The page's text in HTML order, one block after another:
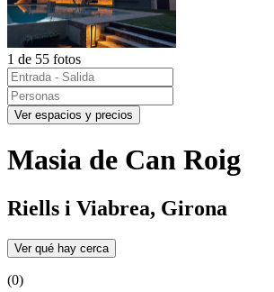
1 de 55 fotos
Ver espacios y precios
Masia de Can Roig
Riells i Viabrea, Girona
Ver qué hay cerca
(0)